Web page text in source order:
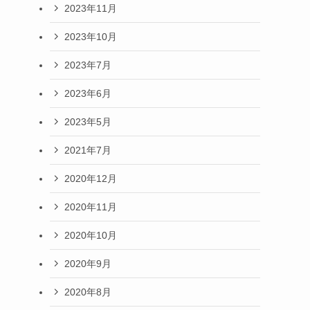
2023年11月
2023年10月
2023年7月
2023年6月
2023年5月
2021年7月
2020年12月
2020年11月
2020年10月
2020年9月
2020年8月